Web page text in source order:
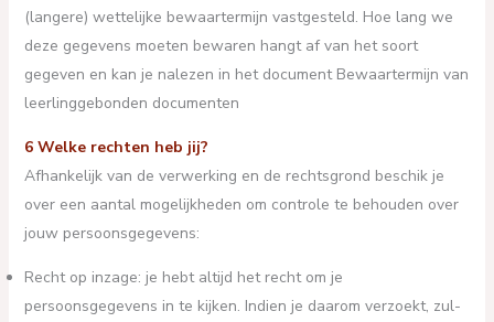
(langere) wettelijke bewaartermijn vastgesteld. Hoe lang we
deze gegevens moeten bewaren hangt af van het soort
gegeven en kan je nalezen in het document Bewaartermijn van
leerlinggebonden documenten
6 Welke rechten heb jij?
Afhankelijk van de verwerking en de rechtsgrond beschik je
over een aantal mogelijkheden om controle te behouden over
jouw persoonsgegevens:
Recht op inzage: je hebt altijd het recht om je
persoonsgegevens in te kijken. Indien je daarom verzoekt, zul-